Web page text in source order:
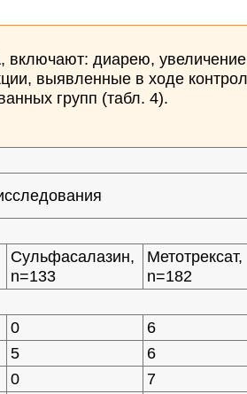
диарею, увеличение
выявленные в ходе
групп (табл. 4).
Сульфасалазин,
n=133
Метотрексат,
n=182
0 6
5 6
0 7